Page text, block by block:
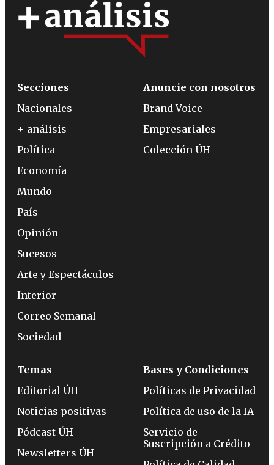
Secciones
Nacionales
+ análisis
Política
Economía
Mundo
País
Opinión
Sucesos
Arte y Espectáculos
Interior
Correo Semanal
Sociedad
Anuncie con nosotros
Brand Voice
Empresariales
Colección ÚH
Temas
Editorial ÚH
Noticias positivas
Pódcast ÚH
Newsletters ÚH
Bases y Condiciones
Políticas de Privacidad
Política de uso de la IA
Servicio de
Suscripción a Crédito